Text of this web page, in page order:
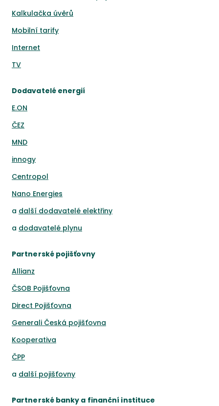
Kalkulačka úvěrů
Mobilní tarify
Internet
TV
Dodavatelé energií
E.ON
ČEZ
MND
innogy
Centropol
Nano Energies
a další dodavatelé elektřiny
a dodavatelé plynu
Partnerské pojišťovny
Allianz
ČSOB Pojišťovna
Direct Pojišťovna
Generali Česká pojišťovna
Kooperativa
ČPP
a další pojišťovny
Partnerské banky a finanční instituce